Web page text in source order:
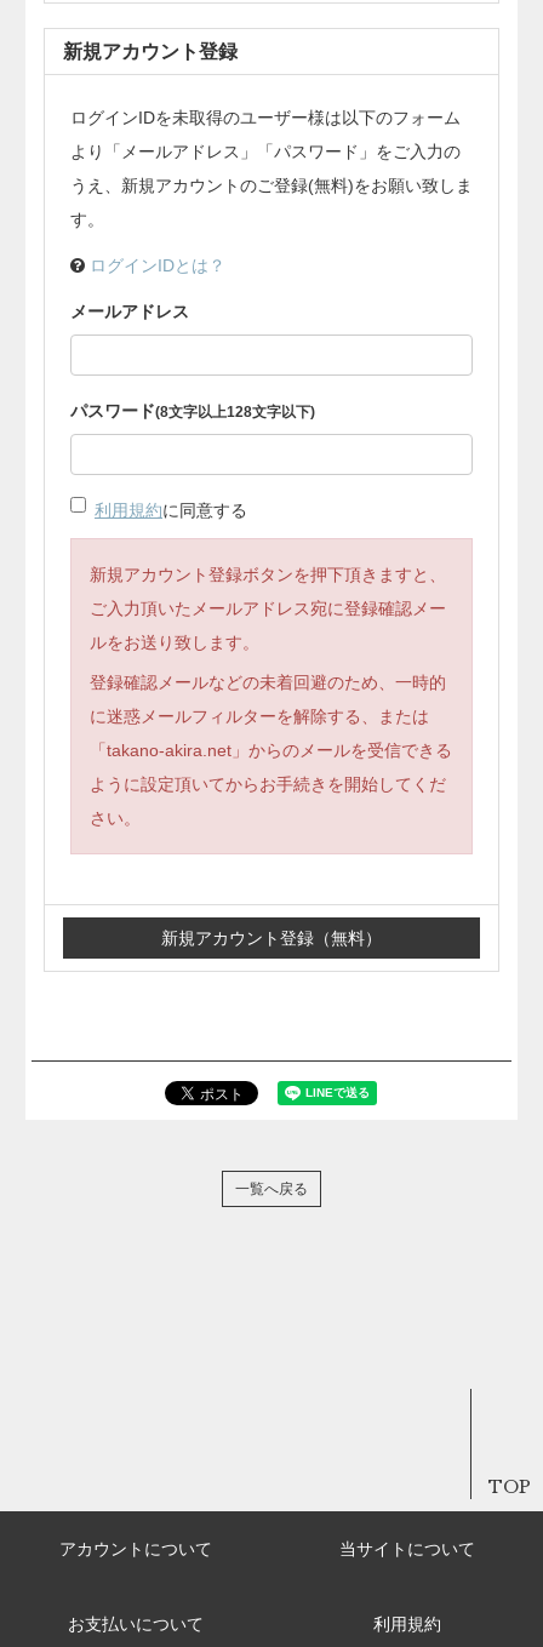
新規アカウント登録
ログインIDを未取得のユーザー様は以下のフォーム
より「メールアドレス」「パスワード」をご入力の
うえ、新規アカウントのご登録(無料)をお願い致しま
す。
ログインIDとは？
メールアドレス
パスワード(8文字以上128文字以下)
利用規約に同意する
新規アカウント登録ボタンを押下頂きますと、
ご入力頂いたメールアドレス宛に登録確認メー
ルをお送り致します。
登録確認メールなどの未着回避のため、一時的
に迷惑メールフィルターを解除する、または
「takano-akira.net」からのメールを受信できる
ように設定頂いてからお手続きを開始してくだ
さい。
一覧へ戻る
TOP
アカウントについて 当サイトについて
お支払いについて 利用規約